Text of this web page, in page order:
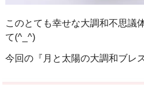
このとても幸せな大調和不思議
て(^_^)
今回の『月と太陽の大調和ブレ